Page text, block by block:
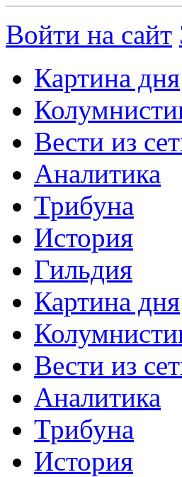
Войти на сайт
Картина дня
Вести из
Аналитика
Трибуна
История
Гильдия
Картина дня
Вести из
Аналитика
Трибуна
История